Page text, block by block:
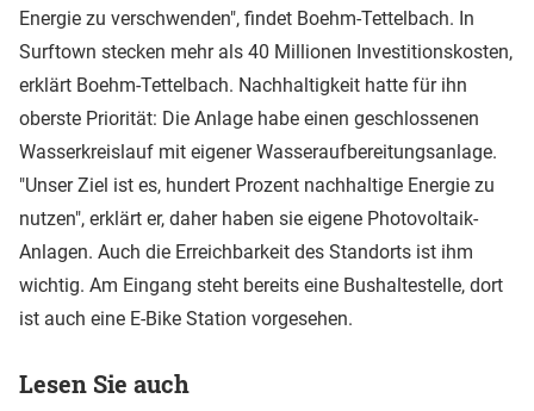
Energie zu verschwenden", findet Boehm-Tettelbach. In
Surftown stecken mehr als 40 Millionen Investitionskosten,
erklärt Boehm-Tettelbach. Nachhaltigkeit hatte für ihn
oberste Priorität: Die Anlage habe einen geschlossenen
Wasserkreislauf mit eigener Wasseraufbereitungsanlage.
"Unser Ziel ist es, hundert Prozent nachhaltige Energie zu
nutzen", erklärt er, daher haben sie eigene Photovoltaik-
Anlagen. Auch die Erreichbarkeit des Standorts ist ihm
wichtig. Am Eingang steht bereits eine Bushaltestelle, dort
ist auch eine E-Bike Station vorgesehen.
Lesen Sie auch